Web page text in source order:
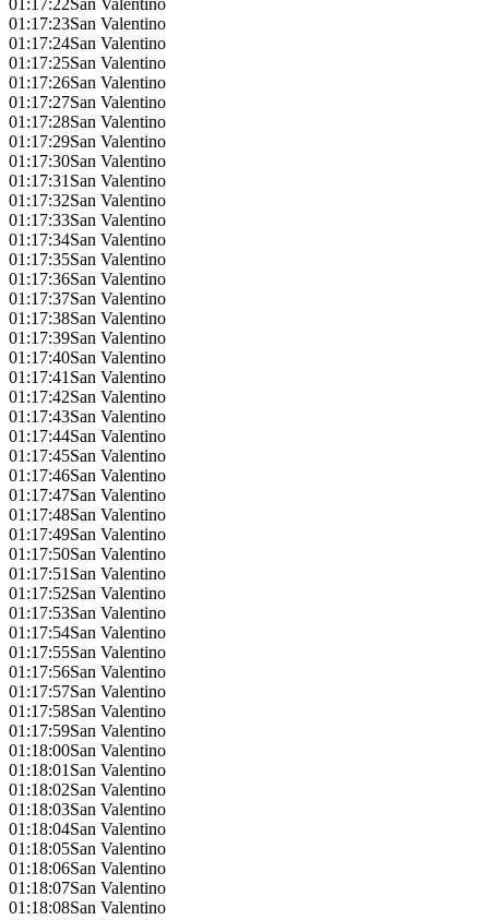
01:17:22San Valentino
01:17:23San Valentino
01:17:24San Valentino
01:17:25San Valentino
01:17:26San Valentino
01:17:27San Valentino
01:17:28San Valentino
01:17:29San Valentino
01:17:30San Valentino
01:17:31San Valentino
01:17:32San Valentino
01:17:33San Valentino
01:17:34San Valentino
01:17:35San Valentino
01:17:36San Valentino
01:17:37San Valentino
01:17:38San Valentino
01:17:39San Valentino
01:17:40San Valentino
01:17:41San Valentino
01:17:42San Valentino
01:17:43San Valentino
01:17:44San Valentino
01:17:45San Valentino
01:17:46San Valentino
01:17:47San Valentino
01:17:48San Valentino
01:17:49San Valentino
01:17:50San Valentino
01:17:51San Valentino
01:17:52San Valentino
01:17:53San Valentino
01:17:54San Valentino
01:17:55San Valentino
01:17:56San Valentino
01:17:57San Valentino
01:17:58San Valentino
01:17:59San Valentino
01:18:00San Valentino
01:18:01San Valentino
01:18:02San Valentino
01:18:03San Valentino
01:18:04San Valentino
01:18:05San Valentino
01:18:06San Valentino
01:18:07San Valentino
01:18:08San Valentino